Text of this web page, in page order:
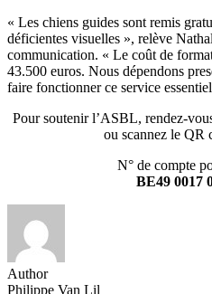
« Les chiens guides sont remis
déficientes visuelles », relève
communication. « Le coût de
43.500 euros. Nous dépendons
faire fonctionner ce service
Pour soutenir l’ASBL, rendez-
ou scannez le QR
N° de compte
BE49 0017
Author
Philippe Van Lil